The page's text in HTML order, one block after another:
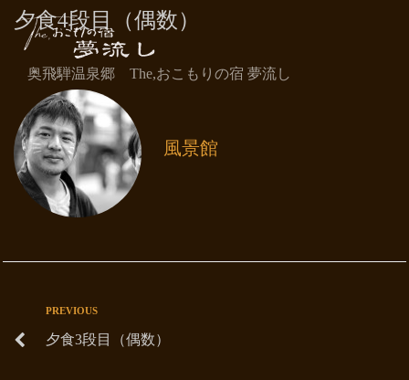
奥飛騨温泉郷 The,おこもりの宿 夢流し
夕食4段目（偶数）
風景館
PREVIOUS
夕食3段目（偶数）